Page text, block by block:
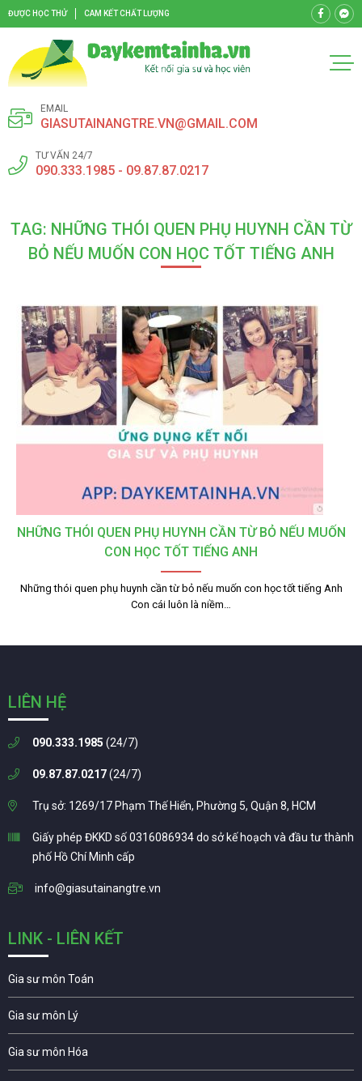
ĐƯỢC HỌC THỬ CAM KẾT CHẤT LƯỢNG
EMAIL
GIASUTAINANGTRE.VN@GMAIL.COM
TƯ VẤN 24/7
090.333.1985 - 09.87.87.0217
TAG: NHỮNG THÓI QUEN PHỤ HUYNH CẦN TỪ
BỎ NẾU MUỐN CON HỌC TỐT TIẾNG ANH
NHỮNG THÓI QUEN PHỤ HUYNH CẦN TỪ BỎ NẾU MUỐN
CON HỌC TỐT TIẾNG ANH
Những thói quen phụ huynh cần từ bỏ nếu muốn con học tốt tiếng Anh
Con cái luôn là niềm…
LIÊN HỆ
090.333.1985 (24/7)
09.87.87.0217(24/7)
Trụ sở: 1269/17 Phạm Thế Hiển, Phường 5, Quận 8, HCM
Giấy phép ĐKKD số 0316086934 do sở kế hoạch và đầu tư thành
phố Hồ Chí Minh cấp
info@giasutainangtre.vn
LINK - LIÊN KẾT
Gia sư môn Toán
Gia sư môn Lý
Gia sư môn Hóa